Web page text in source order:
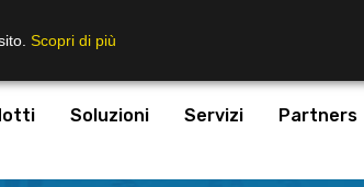
Soluzioni Servizi Partners
Scopri di più